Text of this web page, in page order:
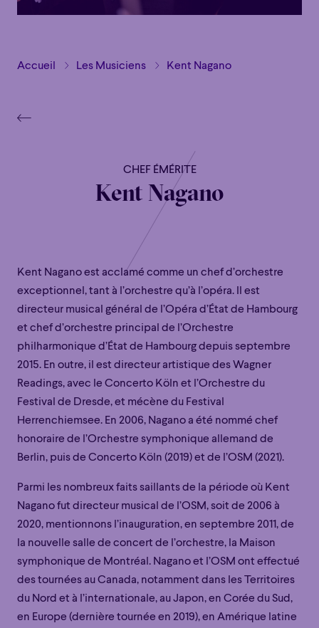
Accueil Les Musiciens Kent Nagano
CHEF ÉMÉRITE
Kent Nagano
Kent Nagano est acclamé comme un chef d’orchestre
exceptionnel, tant à l’orchestre qu’à l’opéra. Il est
directeur musical général de l’Opéra d’État de Hambourg
et chef d’orchestre principal de l’Orchestre
philharmonique d’État de Hambourg depuis septembre
2015. En outre, il est directeur artistique des Wagner
Readings, avec le Concerto Köln et l’Orchestre du
Festival de Dresde, et mécène du Festival
Herrenchiemsee. En 2006, Nagano a été nommé chef
honoraire de l’Orchestre symphonique allemand de
Berlin, puis de Concerto Köln (2019) et de l’OSM (2021).
Parmi les nombreux faits saillants de la période où Kent
Nagano fut directeur musical de l’OSM, soit de 2006 à
2020, mentionnons l’inauguration, en septembre 2011, de
la nouvelle salle de concert de l’orchestre, la Maison
symphonique de Montréal. Nagano et l’OSM ont effectué
des tournées au Canada, notamment dans les Territoires
du Nord et à l’internationale, au Japon, en Corée du Sud,
en Europe (dernière tournée en 2019), en Amérique latine